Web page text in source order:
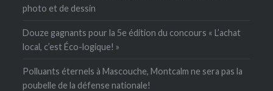
photo et de dessin
Douze gagnants pour la 5e édition du concours « L’achat
local, c’est Éco-logique! »
Polluants éternels à Mascouche, Montcalm ne sera pas la
poubelle de la défense nationale!